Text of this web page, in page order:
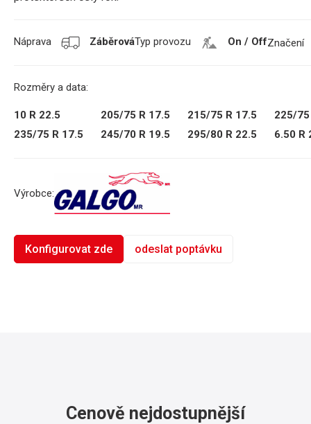
Náprava ZáběrováTyp provozu On / OffZnačení
Rozměry a data:
10 R 22.5 205/75 R 17.5 215/75 R 17.5
225/75
235/75 R 17.5
245/70 R 19.5 295/80 R 22.5 6.50 R
Výrobce:
Konfigurovat zde odeslat poptávku
Cenově nejdostupnější